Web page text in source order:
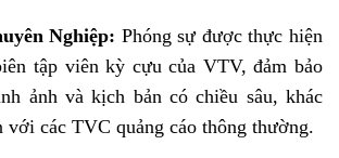
Nghiệp: Phóng sự được thực hiện
tập viên kỳ cựu của VTV, đảm bảo
ảnh và kịch bản có chiều sâu, khác
với các TVC quảng cáo thông thường.